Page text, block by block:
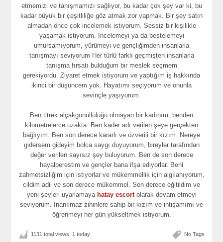
etmemizi ve tanışmamızı sağlıyor, bu kadar çok şey var ki, bu
kadar büyük bir çeşitliliğe göz atmak zor yapmak. Bir şey satın
almadan önce çok incelemek istiyorum. Sessiz bir kişilikle
yaşamak istiyorum. İncelemeyi ya da bestelemeyi
umursamıyorum, yürümeyi ve gençliğimden insanlarla
tanışmayı seviyorum Her türlü farklı geçmişten insanlarla
tanışma fırsatı bulduğum bir meslek seçmem
gerekiyordu. Ziyaret etmek istiyorum ve yaptığım iş hakkında
ikinci bir düşüncem yok. Hayatımı seçiyorum ve onunla
sevinçle yaşıyorum.
Ben titrek alçakgönüllülüğü olmayan bir kadınım; benden
kilometrelerce uzakta. Ben kader adı verilen şeye gerçekten
bağlıyım. Ben son derece kararlı ve özverili bir kızım. Nereye
gidersem gideyim bolca saygı duyuyorum, bireyler tarafından
değer verilen sayısız şey buluyorum. Ben de son derece
hayalperestim ve gençler bana ifşa ediyorlar. Beni
zahmetsizliğim için istiyorlar ve mükemmellik için algılanıyorum,
cildim adil ve son derece mükemmel. Son derece eğitildim ve
yeni şeyleri uyarlamaya hatay escortolarak devam etmeyi
seviyorum. İnanılmaz zihinlere sahip bir kızım ve ihtişamımı ve
öğrenmeyi her gün yükseltmek istiyorum.
No Tags
1131 total views, 1 today